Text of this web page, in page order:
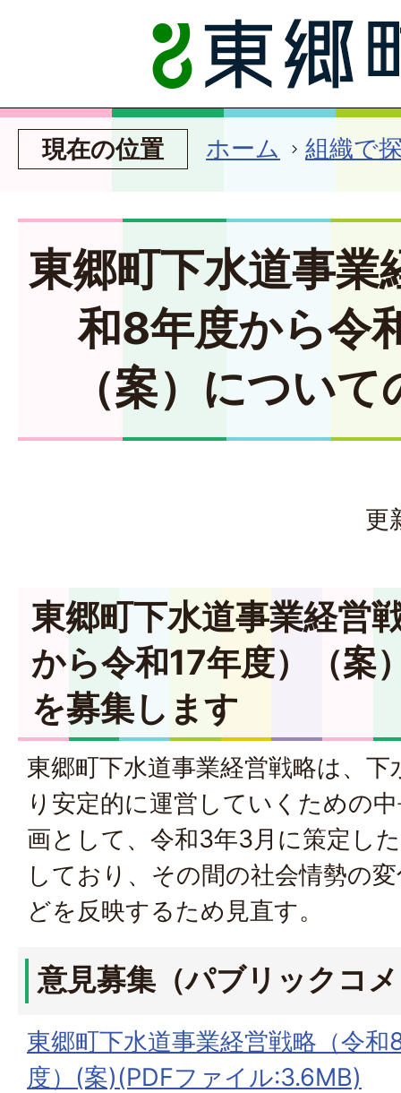
現在の位置 ホーム 組織で
東郷町下水道事業
和8年度から令
（案）につい
更
東郷町下水道事業経営
から令和17年度）（案
を募集します
東郷町下水道事業経営戦略は、
り安定的に運営していくための
画として、令和3年3月に策定し
しており、その間の社会情勢の
どを反映するため見直す。
意見募集（パブリックコ
東郷町下水道事業経営戦略（令
度）(案)(PDFファイル:3.6MB)